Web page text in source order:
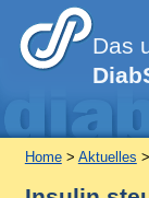
Das
Home> Aktuelles >